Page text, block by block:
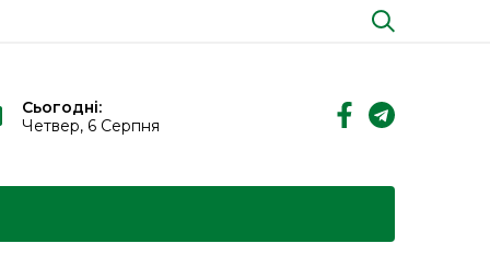
Сьогодні:
Четвер, 6 Серпня